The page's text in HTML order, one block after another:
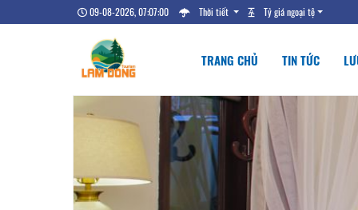
09-08-2026, 07:07:01 Thời tiết Tỷ giá ngoại tệ
TRANG CHỦ TIN TỨC